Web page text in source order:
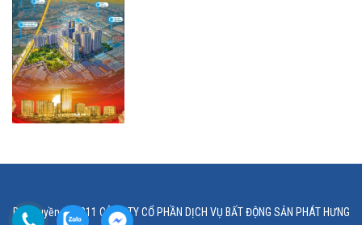
Bản quyền © 2011 CÔNG TY CỔ PHẦN DỊCH VỤ BẤT ĐỘNG SẢN PHÁT HƯNG